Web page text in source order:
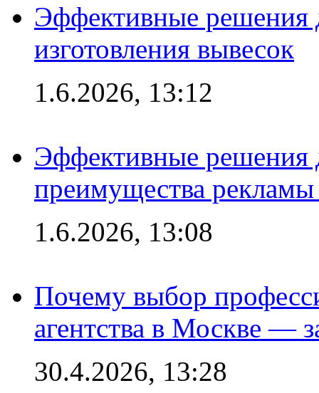
Эффективные решения
изготовления вывесок
1.6.2026, 13:12
Эффективные решения
преимущества рекламы
1.6.2026, 13:08
Почему выбор
агентства в Москве —
30.4.2026, 13:28